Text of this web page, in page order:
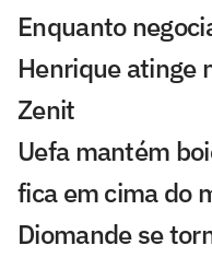
Enquanto
Henrique atinge
Zenit
Uefa mantém
fica em cima do
Diomande se